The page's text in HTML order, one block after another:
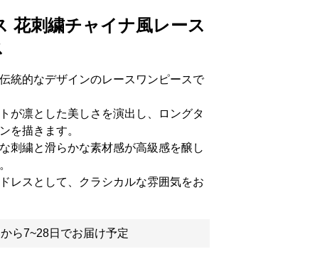
花刺繍チャイナ風レース
統的なデザインのレースワンピースで
が凛とした美しさを演出し、ロングタ
を描きます。
刺繍と滑らかな素材感が高級感を醸し
レスとして、クラシカルな雰囲気をお
ら7~28日でお届け予定